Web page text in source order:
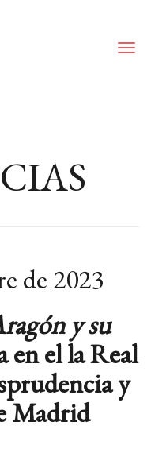
de 2023
y su
en el la Real
y
Madrid